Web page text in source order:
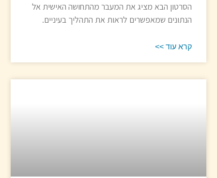
הסרטון הבא מציג את המעבר מהתחושה האישית אל
הנתונים שמאפשרים לראות את התהליך בעיניים.
קרא עוד >>